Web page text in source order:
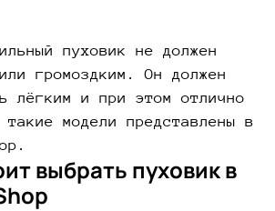
пуховик не должен
громоздким. Он должен
лёгким и при этом отлично
модели представлены в
выбрать пуховик в